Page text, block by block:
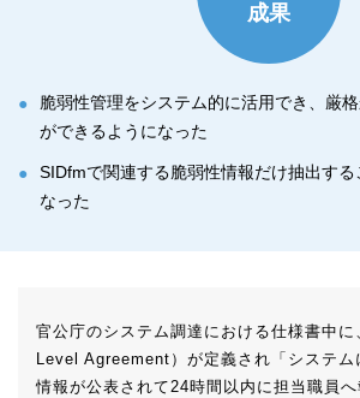
成果
脆弱性管理をシステム的に活用でき、厳
ができるようになった
SIDfmで関連する脆弱性情報だけ抽出す
なった
官公庁のシステム調達における仕様書中
Level Agreement）が定義され「システム
情報が公表されて24時間以内に担当職員へ